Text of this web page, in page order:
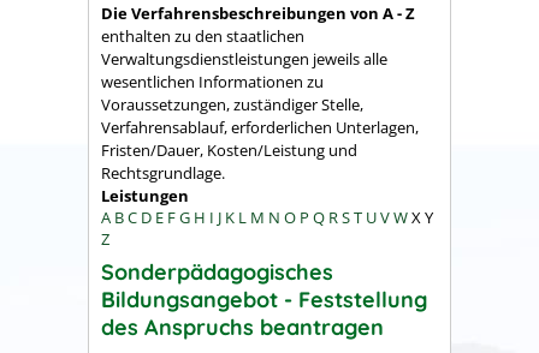
Die Verfahrensbeschreibungen von A - Z
enthalten zu den staatlichen
Verwaltungsdienstleistungen jeweils alle
wesentlichen Informationen zu
Voraussetzungen, zuständiger Stelle,
Verfahrensablauf, erforderlichen Unterlagen,
Fristen/Dauer, Kosten/Leistung und
Rechtsgrundlage.
Leistungen
A BC D E FG H I J K L M N O P Q RST UVWX Y
Z
Sonderpädagogisches
Bildungsangebot - Feststellung
des Anspruchs beantragen